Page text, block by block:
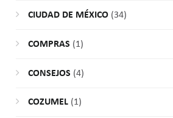
CIUDAD DE MÉXICO(34)
COMPRAS (1)
CONSEJOS (4)
COZUMEL(1)